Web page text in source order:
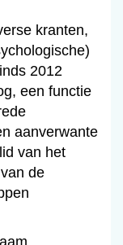
kranten,
2012
een functie
aanverwante
van het
de